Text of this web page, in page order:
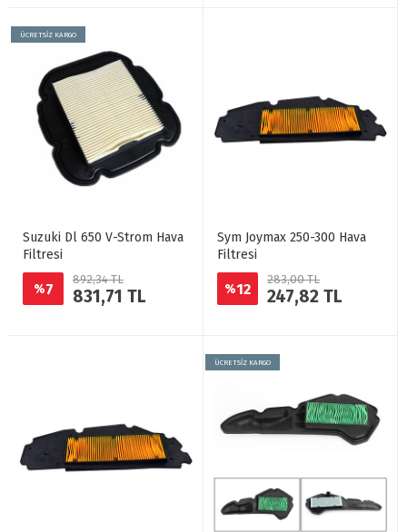
ÜCRETSİZ KARGO
Suzuki Dl 650 V-Strom Hava
Filtresi
%7
892,34 TL
831,71 TL
Sym Joymax 250-300 Hava
Filtresi
%12
283,00 TL
247,82 TL
ÜCRETSİZ KARGO